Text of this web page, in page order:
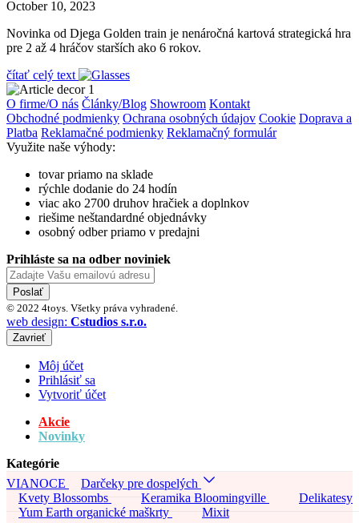
October 10, 2023
Novinka od Djega Golden train je nenáročná kartová strategická hra
pre 2 až 4 hráčov starších ako 6 rokov.
čítať celý text
O firme/O nás Články/Blog Showroom Kontakt
Obchodné podmienky Ochrana osobných údajov Cookie Doprava a
Platba Reklamačné podmienky Reklamačný formulár
Využite naše výhody:
tovar priamo na sklade
rýchle dodanie do 24 hodín
viac ako 2700 druhov hračiek a doplnkov
riešime neštandardné objednávky
osobný odber priamo v predajni
Prihláste sa na odber noviniek
Poslať
© 2022 4toys. Všetky práva vyhradené.
web design: Cstudios s.r.o.
Zavrieť
Môj účet
Prihlásiť sa
Vytvoriť účet
Akcie
Novinky
Kategórie
VIANOCE
Darčeky pre dospelých
Kvety Blossombs
Keramika Bloomingville
Delikatesy
Yum Earth organické maškrty
Mixit